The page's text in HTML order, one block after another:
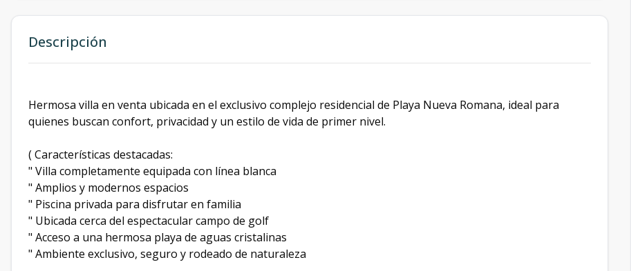
Descripción
Hermosa villa en venta ubicada en el exclusivo complejo residencial de Playa Nueva Romana, ideal para
quienes buscan confort, privacidad y un estilo de vida de primer nivel.
( Características destacadas:
" Villa completamente equipada con línea blanca
" Amplios y modernos espacios
" Piscina privada para disfrutar en familia
" Ubicada cerca del espectacular campo de golf
" Acceso a una hermosa playa de aguas cristalinas
" Ambiente exclusivo, seguro y rodeado de naturaleza